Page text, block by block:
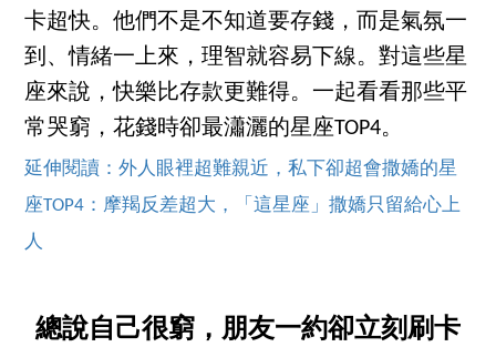
卡超快。他們不是不知道要存錢，而是氣氛一
到、情緒一上來，理智就容易下線。對這些星
座來說，快樂比存款更難得。一起看看那些平
常哭窮，花錢時卻最瀟灑的星座TOP4。
延伸閱讀：外人眼裡超難親近，私下卻超會撒嬌的星
座TOP4：摩羯反差超大，「這星座」撒嬌只留給心上
人
總說自己很窮，朋友一約卻立刻刷卡